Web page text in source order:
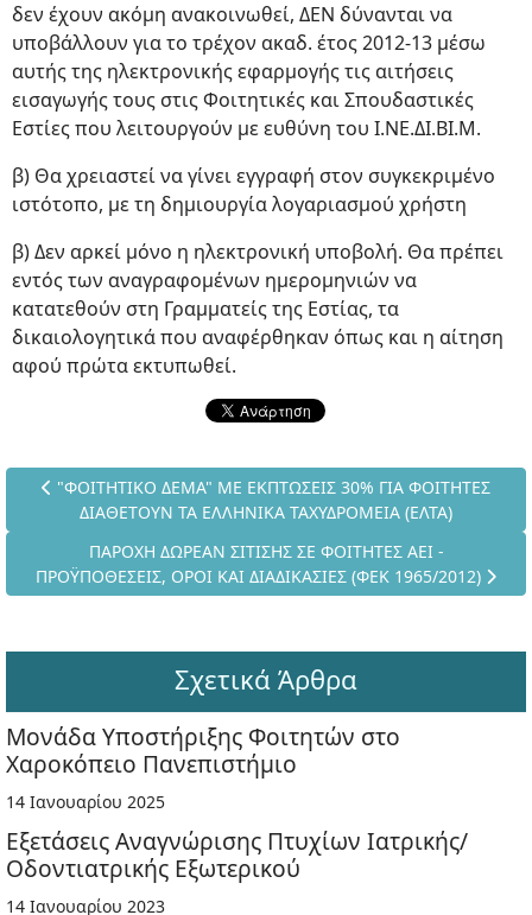
δεν έχουν ακόμη ανακοινωθεί, ΔΕΝ δύνανται να
υποβάλλουν για το τρέχον ακαδ. έτος 2012-13 μέσω
αυτής της ηλεκτρονικής εφαρμογής τις αιτήσεις
εισαγωγής τους στις Φοιτητικές και Σπουδαστικές
Εστίες που λειτουργούν με ευθύνη του Ι.ΝΕ.ΔΙ.ΒΙ.Μ.
β) Θα χρειαστεί να γίνει εγγραφή στον συγκεκριμένο
ιστότοπο, με τη δημιουργία λογαριασμού χρήστη
β) Δεν αρκεί μόνο η ηλεκτρονική υποβολή. Θα πρέπει
εντός των αναγραφομένων ημερομηνιών να
κατατεθούν στη Γραμματείς της Εστίας, τα
δικαιολογητικά που αναφέρθηκαν όπως και η αίτηση
αφού πρώτα εκτυπωθεί.
Προηγούμενο άρθρο: "ΦΟΙΤΗΤΙΚΟ ΔΕΜΑ" ΜΕ ΕΚΠΤΩΣΕΙΣ
"ΦΟΙΤΗΤΙΚΟ ΔΕΜΑ" ΜΕ ΕΚΠΤΩΣΕΙΣ 30% ΓΙΑ ΦΟΙΤΗΤΕΣ
ΔΙΑΘΕΤΟΥΝ ΤΑ ΕΛΛΗΝΙΚΑ ΤΑΧΥΔΡΟΜΕΙΑ (ΕΛΤΑ)
Επόμενο άρθρο: ΠΑΡΟΧΗ ΔΩΡΕΑΝ ΣΙΤΙΣΗΣ ΣΕ
ΠΑΡΟΧΗ ΔΩΡΕΑΝ ΣΙΤΙΣΗΣ ΣΕ ΦΟΙΤΗΤΕΣ ΑΕΙ -
ΠΡΟΫΠΟΘΕΣΕΙΣ, ΟΡΟΙ ΚΑΙ ΔΙΑΔΙΚΑΣΙΕΣ (ΦΕΚ 1965/2012)
Σχετικά Άρθρα
Μονάδα Υποστήριξης Φοιτητών στο
Χαροκόπειο Πανεπιστήμιο
14 Ιανουαρίου 2025
Εξετάσεις Αναγνώρισης Πτυχίων Ιατρικής/
Οδοντιατρικής Εξωτερικού
14 Ιανουαρίου 2023